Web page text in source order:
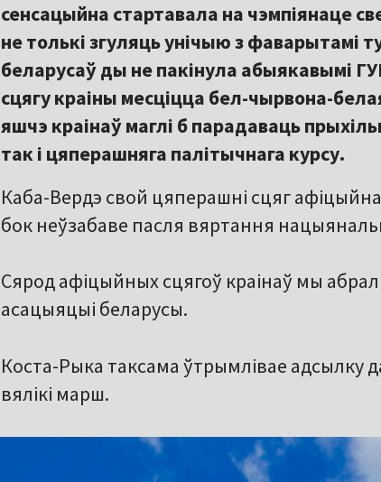
сенсацыйна стартавала на чэмпіянаце
не толькі згуляць унічыю з фаварытамі
беларусаў ды не пакінула абыякавымі
сцягу краіны месціцца бел-чырвона-
яшчэ краінаў маглі б парадаваць
так і цяперашняга палітычнага курсу.
Каба-Вердэ свой цяперашні сцяг
бок неўзабаве пасля вяртання
Сярод афіцыйных сцягоў краінаў мы
асацыяцыі беларусы.
Коста-Рыка таксама ўтрымлівае адсылку